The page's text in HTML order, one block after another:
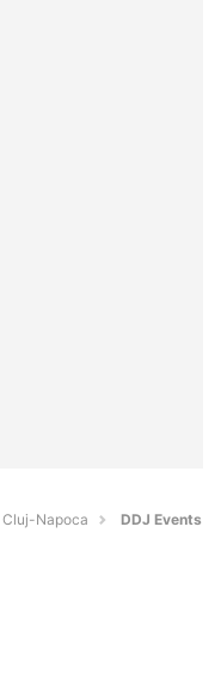
Cluj-Napoca
DDJ Events